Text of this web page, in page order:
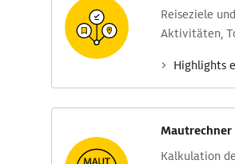
Reise­ziele
Aktivitäten,
Highlights
Kalkulation